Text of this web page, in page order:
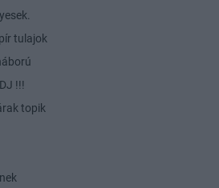
tulajok
!!!
topik